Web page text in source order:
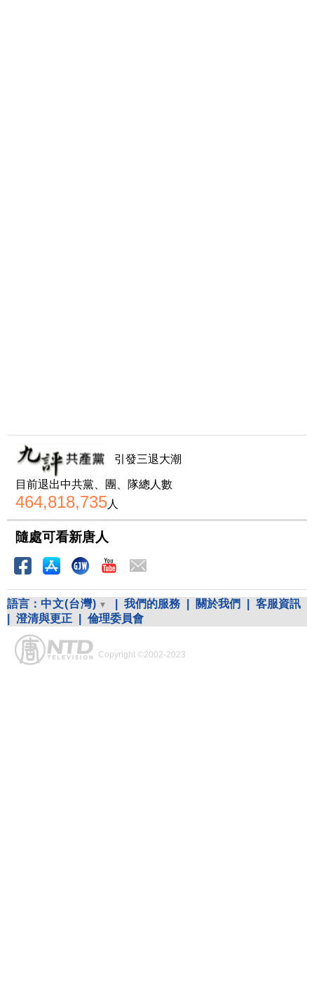
引發三退大潮
目前退出中共黨、團、隊總人數
464,818,735人
隨處可看新唐人
語言： 中文(台灣) 我們的服務 關於我們
客服資訊
澄清與更正 倫理委員會
Copyright ©2002-2023